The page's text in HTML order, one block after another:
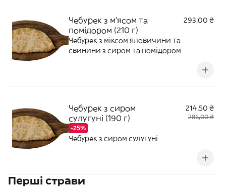
Чебурек з м'ясом та
помідором (210 г)
293,00 ₴
Чебурек з міксом яловичини та
свинини з сиром та помідором
Чебурек з сиром
сулугуні (190 г)
-25%
214,50 ₴
286,00 ₴
Чебурек з сиром сулугуні
Перші страви